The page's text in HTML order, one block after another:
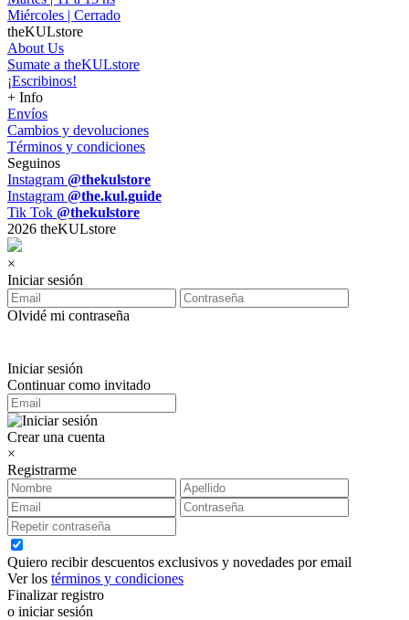
Miércoles | Cerrado
theKULstore
About Us
Sumate a theKULstore
¡Escribinos!
+ Info
Envíos
Cambios y devoluciones
Términos y condiciones
Seguinos
Instagram @thekulstore
Instagram @the.kul.guide
Tik Tok @thekulstore
2026 theKULstore
×
Iniciar sesión
Olvidé mi contraseña
Iniciar sesión
Continuar como invitado
Crear una cuenta
×
Registrarme
Quiero recibir descuentos exclusivos y novedades por email
Ver los términos y condiciones
Finalizar registro
o iniciar sesión